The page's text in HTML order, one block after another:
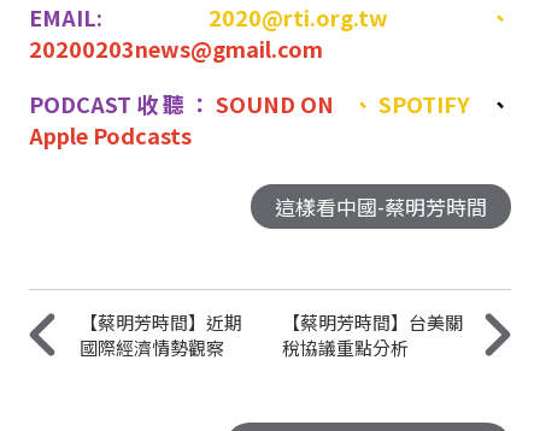
EMAIL: 2020@rti.org.tw 、
20200203news@gmail.com
PODCAST收聽： SOUND ON 、SPOTIFY
、
Apple Podcasts
這樣看中國-蔡明芳時間
【蔡明芳時間】近期
國際經濟情勢觀察
【蔡明芳時間】台美關
稅協議重點分析